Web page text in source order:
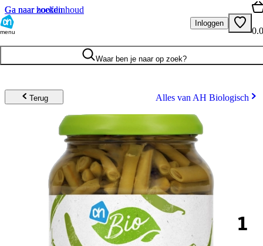
Ga naar hoofdinhoud
Ga naar zoeken
menu
Inloggen
Waar ben je naar op zoek?
Terug Alles van AH Biologisch
1